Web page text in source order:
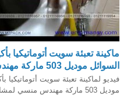
ماكينة تعبئة سويت أتوماتيكيا
السوائل موديل 503 ماركة مهندس منسي
فيديو لماكينة تعبئة سويت
موديل 503 ماركة مهندس